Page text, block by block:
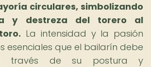
circulares, simbolizando
y destreza del torero al
La intensidad y la pasión
esenciales que el bailarín debe
través de su postura y